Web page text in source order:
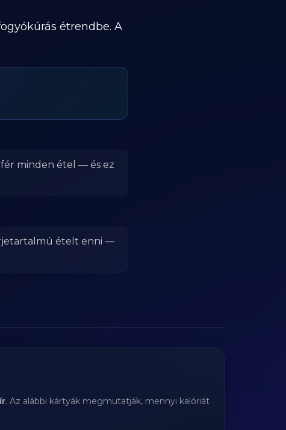
étrendbe. A
minden étel — és ez
ételt enni —
. Az alábbi kártyák megmutatják, mennyi kalóriát